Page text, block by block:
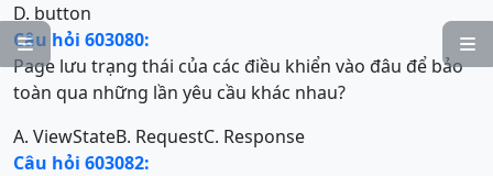


D. button
Câu hỏi 603080:
Page lưu trạng thái của các điều khiển vào đâu để bảo
toàn qua những lần yêu cầu khác nhau?
A. ViewStateB. RequestC. Response
Câu hỏi 603082: